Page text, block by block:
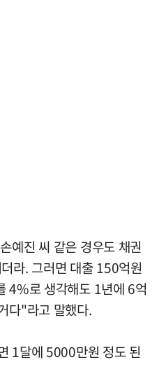
예진 씨 같은 경우도 채권
라. 그러면 대출 150억원
4%로 생각해도 1년에 6억
다"라고 말했다.
1달에 5000만원 정도 된